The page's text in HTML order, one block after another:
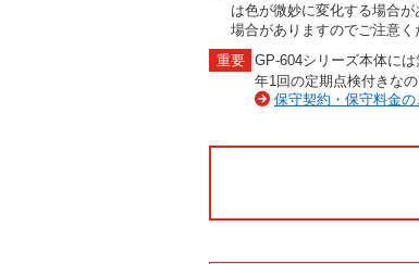
は色が微妙に変化する場合
場合がありますのでご注意く
GP-604シリーズ本体に
年1回の定期点検付きな
保守契約・保守料金の